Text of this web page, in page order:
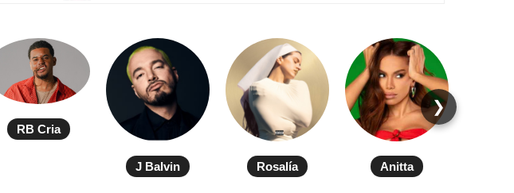
RB Cria
J Balvin Rosalía Anitta
❯